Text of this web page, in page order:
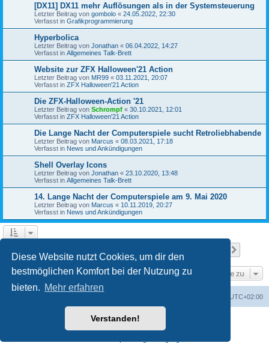
Diese Website nutzt Cookies, um dir den
bestmöglichen Komfort bei der Nutzung zu
bieten. Mehr erfahren
Verstanden!
[DX11] DX11 mehr Auflösungen als in der Systemsteuerung
Letzter Beitrag von gombolo « 24.05.2022, 22:30
Verfasst in Grafikprogrammierung
Hyperbolica
Letzter Beitrag von Jonathan « 06.04.2022, 14:27
Verfasst in Allgemeines Talk-Brett
Website zur ZFX Halloween'21 Action
Letzter Beitrag von MR99 « 03.11.2021, 20:07
Verfasst in ZFX Halloween'21 Action
Die ZFX-Halloween-Action '21
Letzter Beitrag von Schrompf « 30.10.2021, 12:01
Verfasst in ZFX Halloween'21 Action
Die Lange Nacht der Computerspiele sucht Retroliebhabende
Letzter Beitrag von Marcus « 08.03.2021, 17:18
Verfasst in News und Ankündigungen
Shell Overlay Icons
Letzter Beitrag von Jonathan « 23.10.2020, 13:48
Verfasst in Allgemeines Talk-Brett
14. Lange Nacht der Computerspiele am 9. Mai 2020
Letzter Beitrag von Marcus « 10.11.2019, 20:27
Verfasst in News und Ankündigungen
Gehe zu
UTC+02:00
Powered byphpBB® Forum Software © phpBB Limited
phpBB.de